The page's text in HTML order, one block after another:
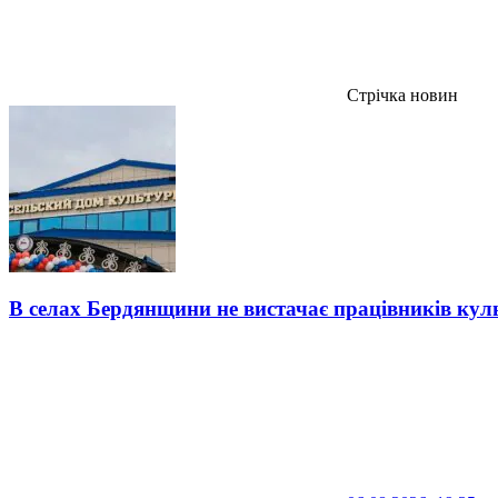
Стрічка новин
В селах Бердянщини не вистачає працівників